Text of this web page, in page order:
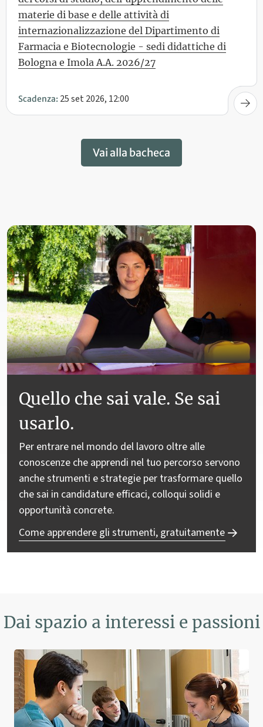
materie di base e delle attività di
internazionalizzazione del Dipartimento di
Farmacia e Biotecnologie - sedi didattiche di
Bologna e Imola A.A. 2026/27
Scadenza: 25 set 2026, 12:00
Vai alla bacheca
Quello che sai vale. Se sai
usarlo.
Per entrare nel mondo del lavoro oltre alle
conoscenze che apprendi nel tuo percorso servono
anche strumenti e strategie per trasformare quello
che sai in candidature efficaci, colloqui solidi e
opportunità concrete.
Come apprendere gli strumenti, gratuitamente
Dai spazio a interessi e passioni